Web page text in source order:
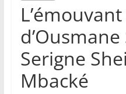
Serigne
Mbacké